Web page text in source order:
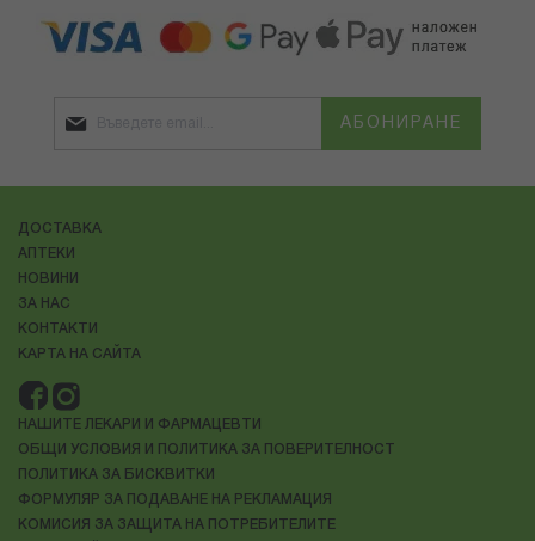
АБОНИРАНЕ
ДОСТАВКА
АПТЕКИ
НОВИНИ
ЗА НАС
КОНТАКТИ
КАРТА НА САЙТА
НАШИТЕ ЛЕКАРИ И ФАРМАЦЕВТИ
ОБЩИ УСЛОВИЯ И ПОЛИТИКА ЗА ПОВЕРИТЕЛНОСТ
ПОЛИТИКА ЗА БИСКВИТКИ
ФОРМУЛЯР ЗА ПОДАВАНЕ НА РЕКЛАМАЦИЯ
КОМИСИЯ ЗА ЗАЩИТА НА ПОТРЕБИТЕЛИТЕ